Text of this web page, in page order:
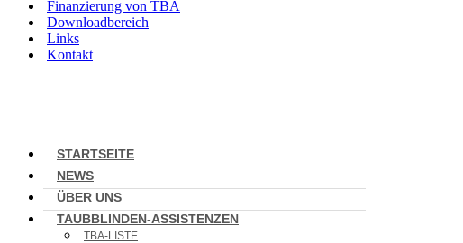
Finanzierung von TBA
Downloadbereich
Links
Kontakt
STARTSEITE
NEWS
ÜBER UNS
TAUBBLINDEN-ASSISTENZEN
TBA-LISTE